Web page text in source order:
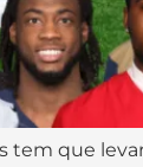
tem que